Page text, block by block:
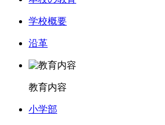
学校概要
沿革
教育内容
小学部